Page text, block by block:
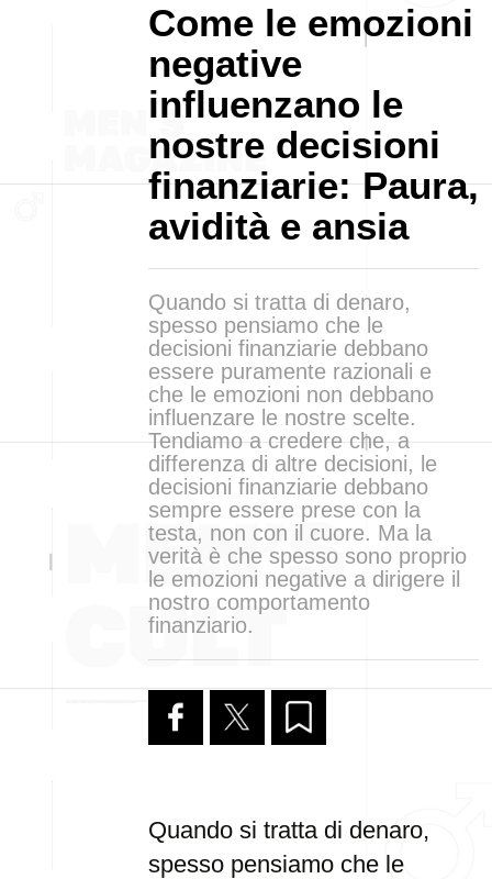
Come le emozioni
negative
influenzano le
nostre decisioni
finanziarie: Paura,
avidità e ansia
Quando si tratta di denaro,
spesso pensiamo che le
decisioni finanziarie debbano
essere puramente razionali e
che le emozioni non debbano
influenzare le nostre scelte.
Tendiamo a credere che, a
differenza di altre decisioni, le
decisioni finanziarie debbano
sempre essere prese con la
testa, non con il cuore. Ma la
verità è che spesso sono proprio
le emozioni negative a dirigere il
nostro comportamento
finanziario.
Quando si tratta di denaro,
spesso pensiamo che le